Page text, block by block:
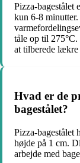
Pizza-bagestålet
kun 6-8
tåle op til
at tilberede lækre
Hvad er de
bagestålet?
Pizza-bagestålet
højde på 1 cm.
arbejde med